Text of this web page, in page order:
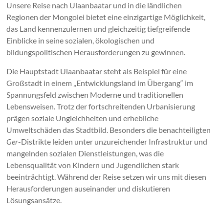
Unsere Reise nach Ulaanbaatar und in die ländlichen
Regionen der Mongolei bietet eine einzigartige Möglichkeit,
das Land kennenzulernen und gleichzeitig tiefgreifende
Einblicke in seine sozialen, ökologischen und
bildungspolitischen Herausforderungen zu gewinnen.
Die Hauptstadt Ulaanbaatar steht als Beispiel für eine
Großstadt in einem „Entwicklungsland im Übergang“ im
Spannungsfeld zwischen Moderne und traditionellen
Lebensweisen. Trotz der fortschreitenden Urbanisierung
prägen soziale Ungleichheiten und erhebliche
Umweltschäden das Stadtbild. Besonders die benachteiligten
Ger-Distrikte leiden unter unzureichender Infrastruktur und
mangelnden sozialen Dienstleistungen, was die
Lebensqualität von Kindern und Jugendlichen stark
beeinträchtigt. Während der Reise setzen wir uns mit diesen
Herausforderungen auseinander und diskutieren
Lösungsansätze.